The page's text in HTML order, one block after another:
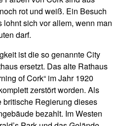
rot und weiß. Ein Besuch
sich vor allem, wenn man
darf.
ist die so genannte City
ersetzt. Das alte Rathaus
of Cork“ im Jahr 1920
zerstört worden. Als
Regierung dieses
bezahlt. Im Westen